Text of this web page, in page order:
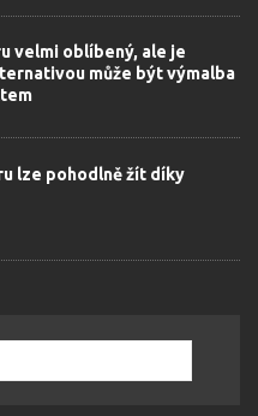
velmi oblíbený, ale je
může být výmalba
lze pohodlně žít díky